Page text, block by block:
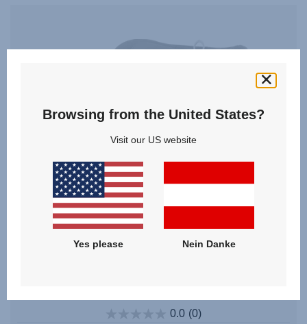
0.0 (0)
Browsing from the United States?
Visit our US website
Yes please Nein Danke